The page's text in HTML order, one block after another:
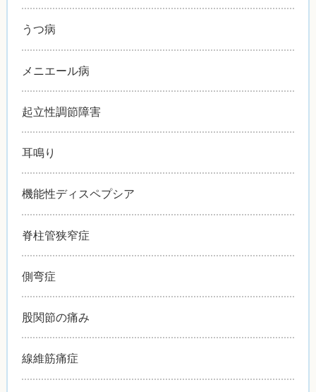
うつ病
メニエール病
起立性調節障害
耳鳴り
機能性ディスペプシア
脊柱管狭窄症
側弯症
股関節の痛み
線維筋痛症